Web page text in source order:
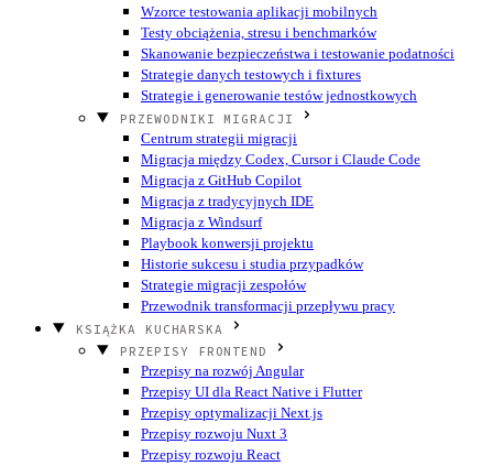
Wzorce testowania aplikacji mobilnych
Testy obciążenia, stresu i benchmarków
Skanowanie bezpieczeństwa i testowanie podatności
Strategie danych testowych i fixtures
Strategie i generowanie testów jednostkowych
PRZEWODNIKI MIGRACJI
Centrum strategii migracji
Migracja między Codex, Cursor i Claude Code
Migracja z GitHub Copilot
Migracja z tradycyjnych IDE
Migracja z Windsurf
Playbook konwersji projektu
Historie sukcesu i studia przypadków
Strategie migracji zespołów
Przewodnik transformacji przepływu pracy
KSIĄŻKA KUCHARSKA
PRZEPISY FRONTEND
Przepisy na rozwój Angular
Przepisy UI dla React Native i Flutter
Przepisy optymalizacji Next.js
Przepisy rozwoju Nuxt 3
Przepisy rozwoju React